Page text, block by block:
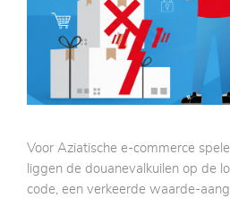
Voor Aziatische e-commerce
liggen de douanevalkuilen op de
code, een verkeerde waarde-